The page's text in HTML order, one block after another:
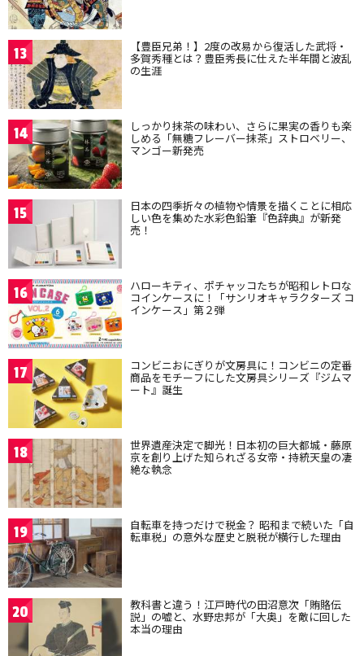
13 【豊臣兄弟！】2度の改易から復活した武将・
多賀秀種とは？豊臣秀長に仕えた半年間と波乱
の生涯
14 しっかり抹茶の味わい、さらに果実の香りも楽
しめる「無糖フレーバー抹茶」ストロベリー、
マンゴー新発売
15 日本の四季折々の植物や情景を描くことに相応
しい色を集めた水彩色鉛筆『色辞典』が新発
売！
16 ハローキティ、ポチャッコたちが昭和レトロな
コインケースに！「サンリオキャラクターズ コ
インケース」第２弾
17 コンビニおにぎりが文房具に！コンビニの定番
商品をモチーフにした文房具シリーズ『ジムマ
ート』誕生
18 世界遺産決定で脚光！日本初の巨大都城・藤原
京を創り上げた知られざる女帝・持統天皇の凄
絶な執念
19 自転車を持つだけで税金？ 昭和まで続いた「自
転車税」の意外な歴史と脱税が横行した理由
20 教科書と違う！江戸時代の田沼意次「賄賂伝
説」の嘘と、水野忠邦が「大奥」を敵に回した
本当の理由